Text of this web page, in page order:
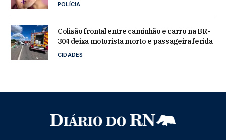
POLÍCIA
Colisão frontal entre caminhão e carro na BR-
304 deixa motorista morto e passageira ferida
CIDADES